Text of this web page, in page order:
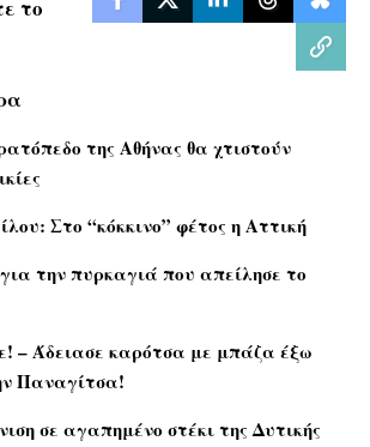
το
της Αθήνας θα χτιστούν
Στο “κόκκινο” φέτος η Αττική
την πυρκαγιά που απείλησε το
– Άδειασε καρότσα με μπάζα έξω
Παναγίτσα!
σε αγαπημένο στέκι της Δυτικής